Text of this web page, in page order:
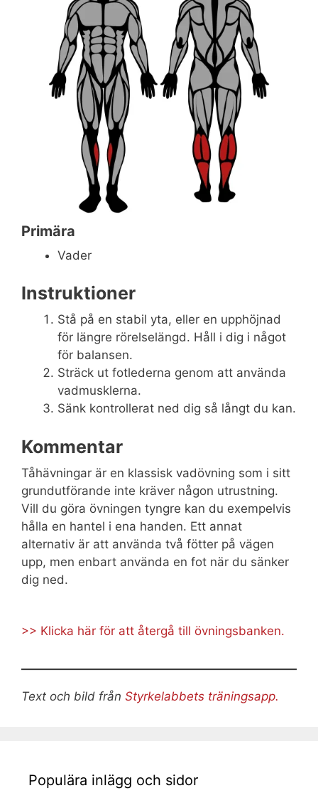
Primära
Vader
Instruktioner
Stå på en stabil yta, eller en upphöjnad
för längre rörelselängd. Håll i dig i något
för balansen.
Sträck ut fotlederna genom att använda
vadmusklerna.
Sänk kontrollerat ned dig så långt du kan.
Kommentar
Tåhävningar är en klassisk vadövning som i sitt
grundutförande inte kräver någon utrustning.
Vill du göra övningen tyngre kan du exempelvis
hålla en hantel i ena handen. Ett annat
alternativ är att använda två fötter på vägen
upp, men enbart använda en fot när du sänker
dig ned.
>> Klicka här för att återgå till övningsbanken.
Text och bild från Styrkelabbets träningsapp.
Populära inlägg och sidor